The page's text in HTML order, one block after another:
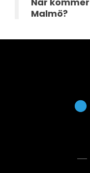
Malmö?